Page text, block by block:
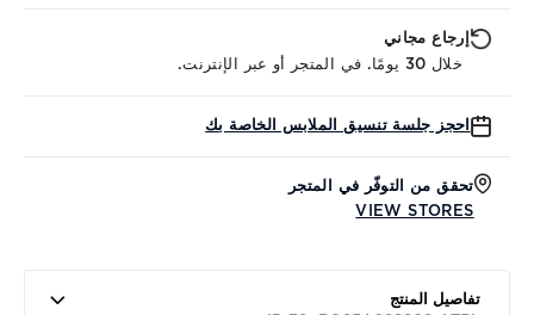
إرجاع مجاني
خلال 30 يومًا. في المتجر أو عبر الإنترنت.
احجز جلسة تنسيق الملابس الخاصة بك
تحقق من التوفّر في المتجر
VIEW STORES
تفاصيل المنتج